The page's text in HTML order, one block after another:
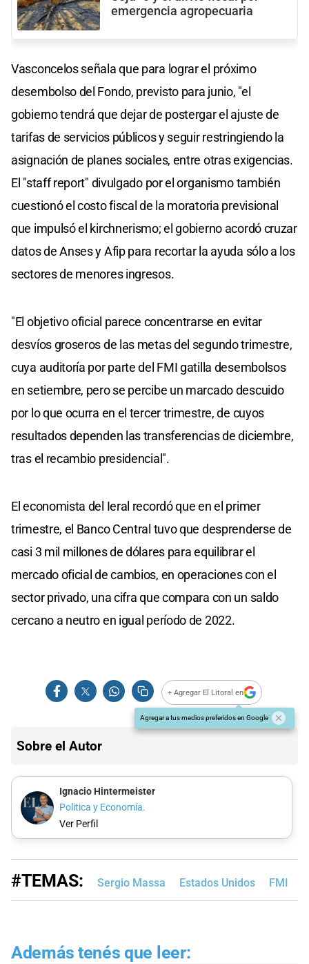
emergencia agropecuaria
Vasconcelos señala que para lograr el próximo
desembolso del Fondo, previsto para junio, "el
gobierno tendrá que dejar de postergar el ajuste de
tarifas de servicios públicos y seguir restringiendo la
asignación de planes sociales, entre otras exigencias.
El "staff report" divulgado por el organismo también
cuestionó el costo fiscal de la moratoria previsional
que impulsó el kirchnerismo; el gobierno acordó cruzar
datos de Anses y Afip para recortar la ayuda sólo a los
sectores de menores ingresos.
"El objetivo oficial parece concentrarse en evitar
desvíos groseros de las metas del segundo trimestre,
cuya auditoría por parte del FMI gatilla desembolsos
en setiembre, pero se percibe un marcado descuido
por lo que ocurra en el tercer trimestre, de cuyos
resultados dependen las transferencias de diciembre,
tras el recambio presidencial".
El economista del Ieral recordó que en el primer
trimestre, el Banco Central tuvo que desprenderse de
casi 3 mil millones de dólares para equilibrar el
mercado oficial de cambios, en operaciones con el
sector privado, una cifra que compara con un saldo
cercano a neutro en igual período de 2022.
+ Agregar El Litoral en
Agregar a tus medios preferidos en Google
Sobre el Autor
Ignacio Hintermeister
Politica y Economía.
Ver Perfil
#TEMAS: Sergio Massa Estados Unidos FMI
Además tenés que leer: